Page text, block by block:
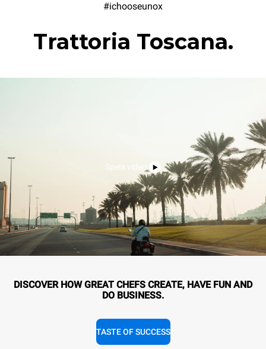
#ichooseunox
Trattoria Toscana.
Spela video
DISCOVER HOW GREAT CHEFS CREATE, HAVE FUN AND
DO BUSINESS.
TASTE OF SUCCESS